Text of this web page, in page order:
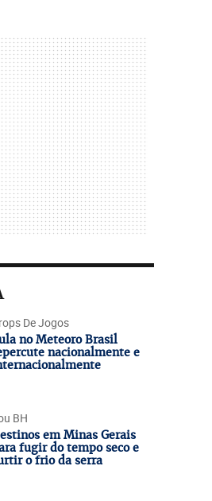
De Jogos
no Meteoro Brasil
nacionalmente e
BH
em Minas Gerais
fugir do tempo seco e
o frio da serra